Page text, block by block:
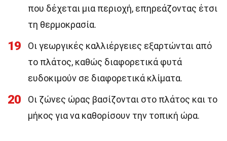
που δέχεται μια περιοχή, επηρεάζοντας έτσι
τη θερμοκρασία.
19
Οι γεωργικές καλλιέργειες εξαρτώνται από
το πλάτος, καθώς διαφορετικά φυτά
ευδοκιμούν σε διαφορετικά κλίματα.
20
Οι ζώνες ώρας βασίζονται στο πλάτος και το
μήκος για να καθορίσουν την τοπική ώρα.